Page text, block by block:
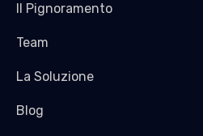
Il Pignoramento
Team
La Soluzione
Blog